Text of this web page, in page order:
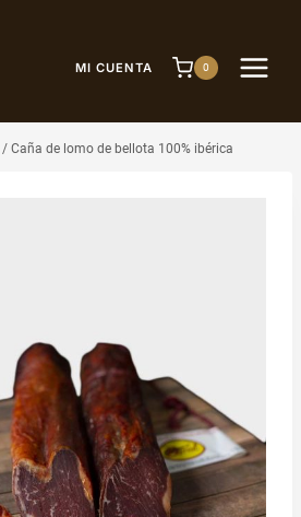
MI CUENTA 0
/ Caña de lomo de bellota 100% ibérica